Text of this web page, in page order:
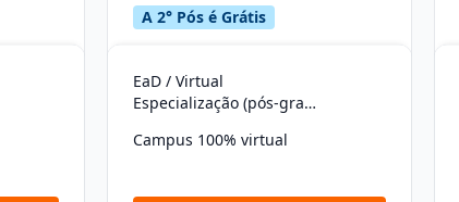
A 2° Pós é Grátis
EaD / Virtual
Especialização (pós-graduação)
Campus 100% virtual